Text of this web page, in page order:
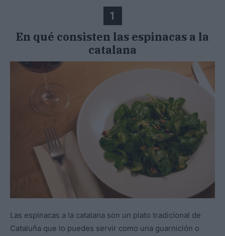
1
En qué consisten las espinacas a la
catalana
Las espinacas a la catalana son un plato tradicional de
Cataluña que lo puedes servir como una guarnición o